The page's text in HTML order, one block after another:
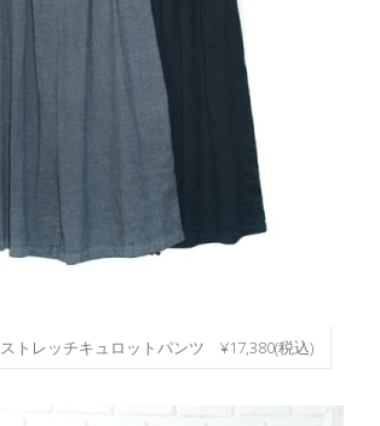
トレッチキュロットパンツ ¥17,380(税込)